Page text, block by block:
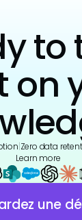
to
on
|Zero data
Learn more
une